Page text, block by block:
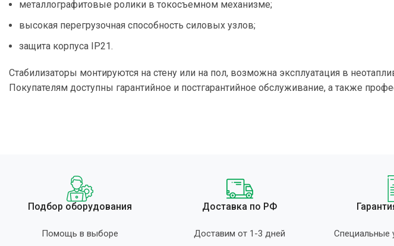
металлографитовые ролики в токосъемном механизме;
высокая перегрузочная способность силовых узлов;
защита корпуса IP21.
Стабилизаторы монтируются на стену или на пол, возможна эксплуатация в
Покупателям доступны гарантийное и постгарантийное обслуживание, а также
Подбор оборудования
Помощь в выборе
Доставка по РФ
Доставим от 1-3 дней Специальные